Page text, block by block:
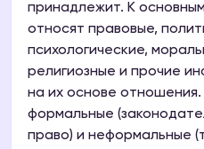
принадлежит. К
относят правовые,
психологические,
религиозные и прочие
на их основе
формальные
право) и неформальные